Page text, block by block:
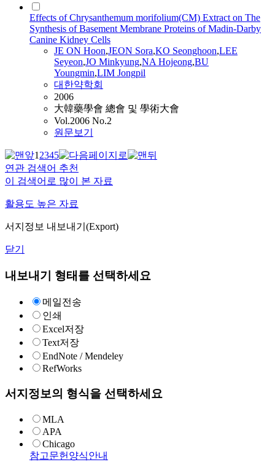
Effects of Chrysanthemum morifolium(CM) Extract on The
Synthesis of Basement Membrane Proteins of Madin-Darby
Canine Kidney Cells
JE ON Hoon,JEON Sora,KO Seonghoon,LEE
Seyeon,JO Minkyung,NAHojeong,BU
Youngmin,LIM Jongpil
대한약학회
2006
大韓藥學會 總會 및 學術大會
Vol.2006 No.2
원문보기
12345
연관 검색어 추천
이 검색어로 많이 본 자료
활용도 높은 자료
서지정보 내보내기(Export)
닫기
내보내기 형태를 선택하세요
메일전송
인쇄
Excel저장
Text저장
EndNote / Mendeley
RefWorks
서지정보의 형식을 선택하세요
MLA
APA
Chicago
참고문헌양식안내